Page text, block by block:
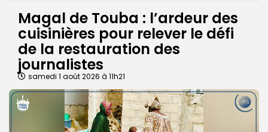
Magal de Touba : l’ardeur des
cuisinières pour relever le défi
de la restauration des
journalistes
samedi 1 août 2026 à 11h21